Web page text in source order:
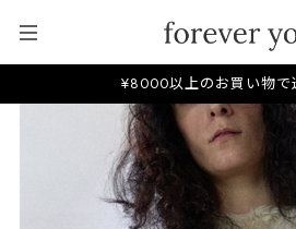
¥8000以上のお買い物で